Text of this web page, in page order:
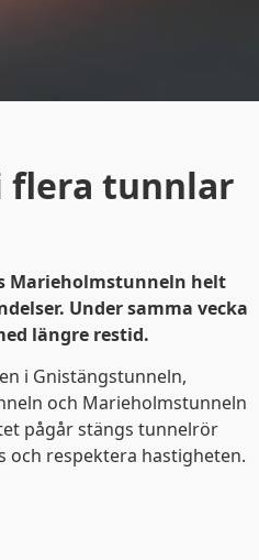
flera tunnlar
Marieholmstunneln helt
Under samma vecka
längre restid.
i Gnistängstunneln,
och Marieholmstunneln
pågår stängs tunnelrör
och respektera hastigheten.